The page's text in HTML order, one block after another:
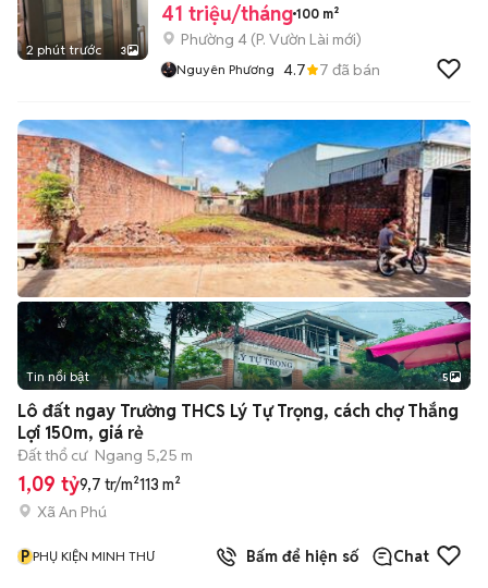
2 phút trước 3
41 triệu/tháng 100 m²
Phường 4 (P. Vườn Lài mới)
Nguyên Phương 4.7 7 đã bán
Tin nổi bật 5
Lô đất ngay Trường THCS Lý Tự Trọng, cách chợ Thắng
Lợi 150m, giá rẻ
Đất thổ cư Ngang 5,25 m
1,09 tỷ9,7 tr/m²113 m²
Xã An Phú
P PHỤ KIỆN MINH THƯ Bấm để hiện số Chat